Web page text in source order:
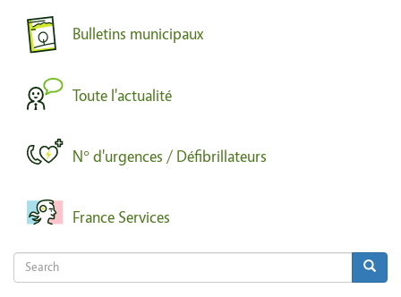
Bulletins municipaux
Toute l'actualité
N° d'urgences / Défibrillateurs
France Services
Search
Search Search